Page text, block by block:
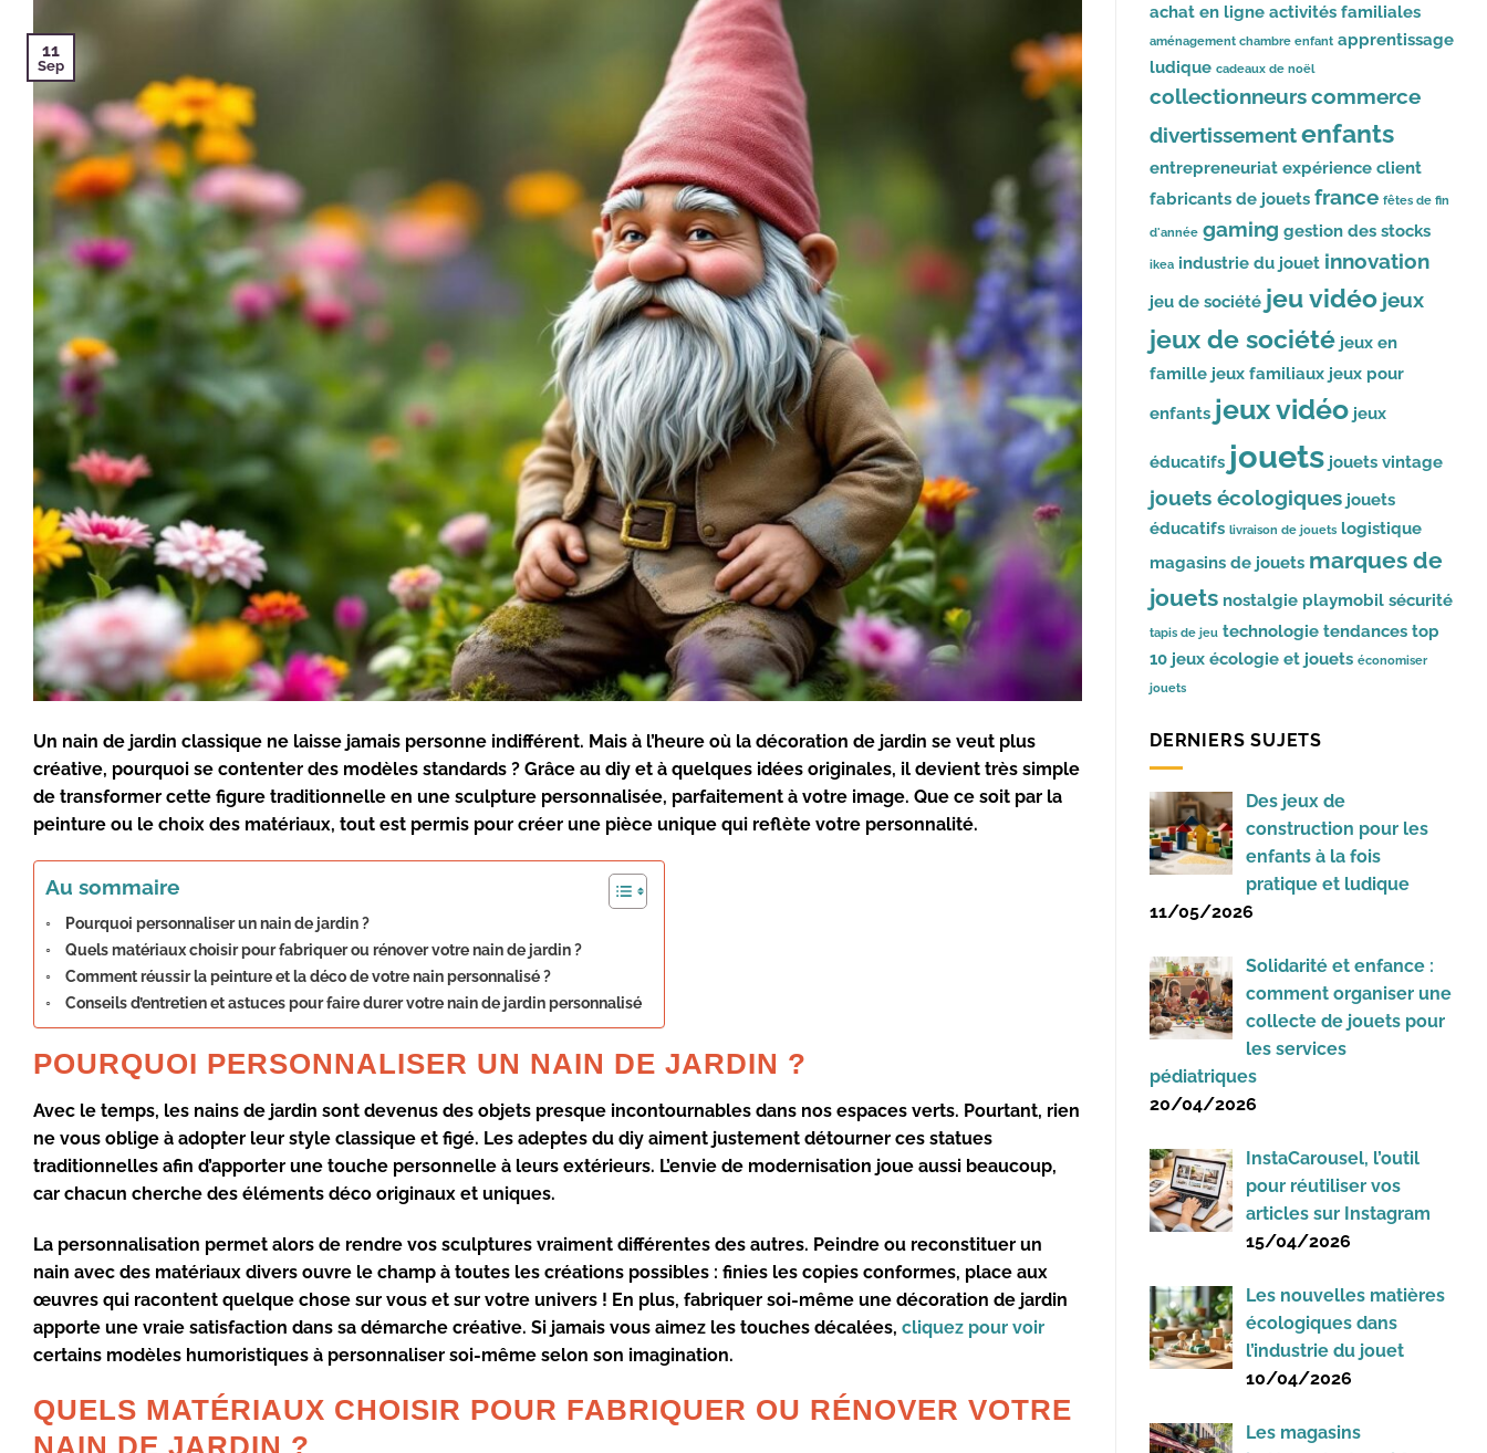
11
Sep
Un nain de jardin classique ne laisse jamais personne indifférent. Mais à l’heure où la décoration de jardin se veut plus
créative, pourquoi se contenter des modèles standards ? Grâce au diy et à quelques idées originales, il devient très simple
de transformer cette figure traditionnelle en une sculpture personnalisée, parfaitement à votre image. Que ce soit par la
peinture ou le choix des matériaux, tout est permis pour créer une pièce unique qui reflète votre personnalité.
Au sommaire
Pourquoi personnaliser un nain de jardin ?
Quels matériaux choisir pour fabriquer ou rénover votre nain de jardin ?
Comment réussir la peinture et la déco de votre nain personnalisé ?
Conseils d’entretien et astuces pour faire durer votre nain de jardin personnalisé
POURQUOI PERSONNALISER UN NAIN DE JARDIN ?
Avec le temps, les nains de jardin sont devenus des objets presque incontournables dans nos espaces verts. Pourtant, rien
ne vous oblige à adopter leur style classique et figé. Les adeptes du diy aiment justement détourner ces statues
traditionnelles afin d’apporter une touche personnelle à leurs extérieurs. L’envie de modernisation joue aussi beaucoup,
car chacun cherche des éléments déco originaux et uniques.
La personnalisation permet alors de rendre vos sculptures vraiment différentes des autres. Peindre ou reconstituer un
nain avec des matériaux divers ouvre le champ à toutes les créations possibles : finies les copies conformes, place aux
œuvres qui racontent quelque chose sur vous et sur votre univers ! En plus, fabriquer soi-même une décoration de jardin
apporte une vraie satisfaction dans sa démarche créative. Si jamais vous aimez les touches décalées, cliquez pour voir
certains modèles humoristiques à personnaliser soi-même selon son imagination.
QUELS MATÉRIAUX CHOISIR POUR FABRIQUER OU RÉNOVER VOTRE
NAIN DE JARDIN ?
achat en ligne activités familiales
aménagement chambre enfant apprentissage
ludique cadeaux de noël
collectionneurscommerce
divertissementenfants
entrepreneuriat expérience client
fabricants de jouets france fêtes de fin
d'année gaming gestion des stocks
ikea industrie du jouet innovation
jeu de société jeu vidéo jeux
jeux de société jeux en
famille jeux familiaux jeux pour
enfants jeux vidéo jeux
éducatifs jouets jouets vintage
jouets écologiques jouets
éducatifs livraison de jouets logistique
magasins de jouets marques de
jouets nostalgie playmobil sécurité
tapis de jeu technologie tendances top
10 jeux écologie et jouets économiser
jouets
DERNIERS SUJETS
Des jeux de
construction pour les
enfants à la fois
pratique et ludique
11/05/2026
Solidarité et enfance :
comment organiser une
collecte de jouets pour
les services
pédiatriques
20/04/2026
InstaCarousel, l’outil
pour réutiliser vos
articles sur Instagram
15/04/2026
Les nouvelles matières
écologiques dans
l’industrie du jouet
10/04/2026
Les magasins